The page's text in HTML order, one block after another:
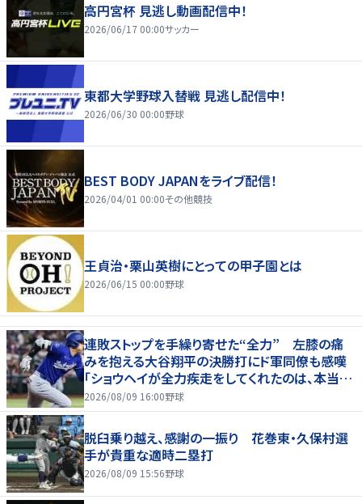
高円宮杯 見逃し動画配信中！
2026/06/17 00:00サッカー
東都大学野球入替戦 見逃し配信中！
2026/06/30 00:00野球
BEST BODY JAPANをライブ配信！
2026/04/01 00:00その他競技
王貞治・栗山英樹にとっての甲子園とは
2026/06/15 00:00野球
連敗ストップを手繰り寄せた“全力” 左膝の痛
みを抱える大谷翔平の決勝打にド軍同僚も感嘆
「ショウヘイが全力疾走をしてくれたのは、本当に
大きかった」
2026/08/09 16:00野球
脱臼乗り越え、感謝の一振り 花巻東・久保村選
手が貴重な適時二塁打
2026/08/09 15:56野球